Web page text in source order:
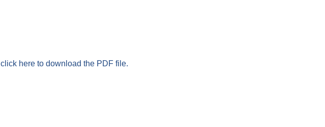
click here to download the PDF file.